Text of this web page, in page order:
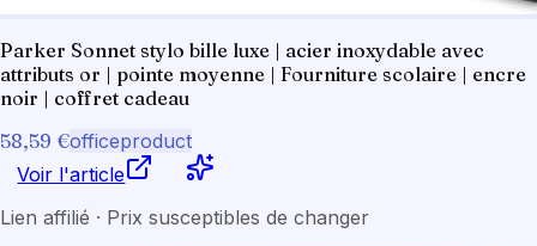
Parker Sonnet stylo bille luxe | acier inoxydable avec
attributs or | pointe moyenne | Fourniture scolaire | encre
noir | coffret cadeau
58,59 €officeproduct
Voir l'article
Lien affilié · Prix susceptibles de changer